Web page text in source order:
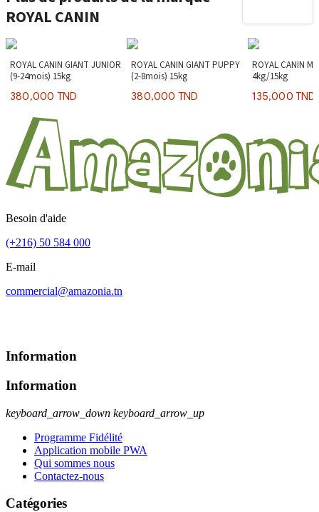
ROYAL CANIN
ROYAL CANIN GIANT JUNIOR
(9-24mois) 15kg
380,000 TND
ROYAL CANIN GIANT PUPPY
(2-8mois) 15kg
380,000 TND
ROYAL CANIN
4kg/15kg
135,000 TND
Besoin d'aide
(+216) 50 584 000
E-mail
commercial@amazonia.tn
Information
Information
keyboard_arrow_down keyboard_arrow_up
Programme Fidélité
Application mobile PWA
Qui sommes nous
Contactez-nous
Catégories